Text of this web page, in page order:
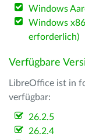
Windows
Windows
erforderlich)
Verfügbare
LibreOffice ist in
verfügbar:
26.2.5
26.2.4